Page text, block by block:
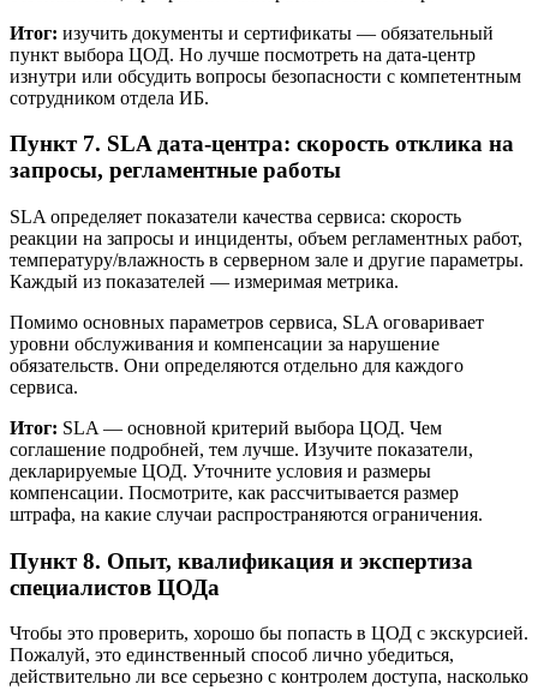
Итог: изучить документы и сертификаты — обязательный
пункт выбора ЦОД. Но лучше посмотреть на дата-центр
изнутри или обсудить вопросы безопасности с компетентным
сотрудником отдела ИБ.
Пункт 7. SLA дата-центра: скорость отклика на
запросы, регламентные работы
SLA определяет показатели качества сервиса: скорость
реакции на запросы и инциденты, объем регламентных работ,
температуру/влажность в серверном зале и другие параметры.
Каждый из показателей — измеримая метрика.
Помимо основных параметров сервиса, SLA оговаривает
уровни обслуживания и компенсации за нарушение
обязательств. Они определяются отдельно для каждого
сервиса.
Итог: SLA — основной критерий выбора ЦОД. Чем
соглашение подробней, тем лучше. Изучите показатели,
декларируемые ЦОД. Уточните условия и размеры
компенсации. Посмотрите, как рассчитывается размер
штрафа, на какие случаи распространяются ограничения.
Пункт 8. Опыт, квалификация и экспертиза
специалистов ЦОДа
Чтобы это проверить, хорошо бы попасть в ЦОД с экскурсией.
Пожалуй, это единственный способ лично убедиться,
действительно ли все серьезно с контролем доступа, насколько